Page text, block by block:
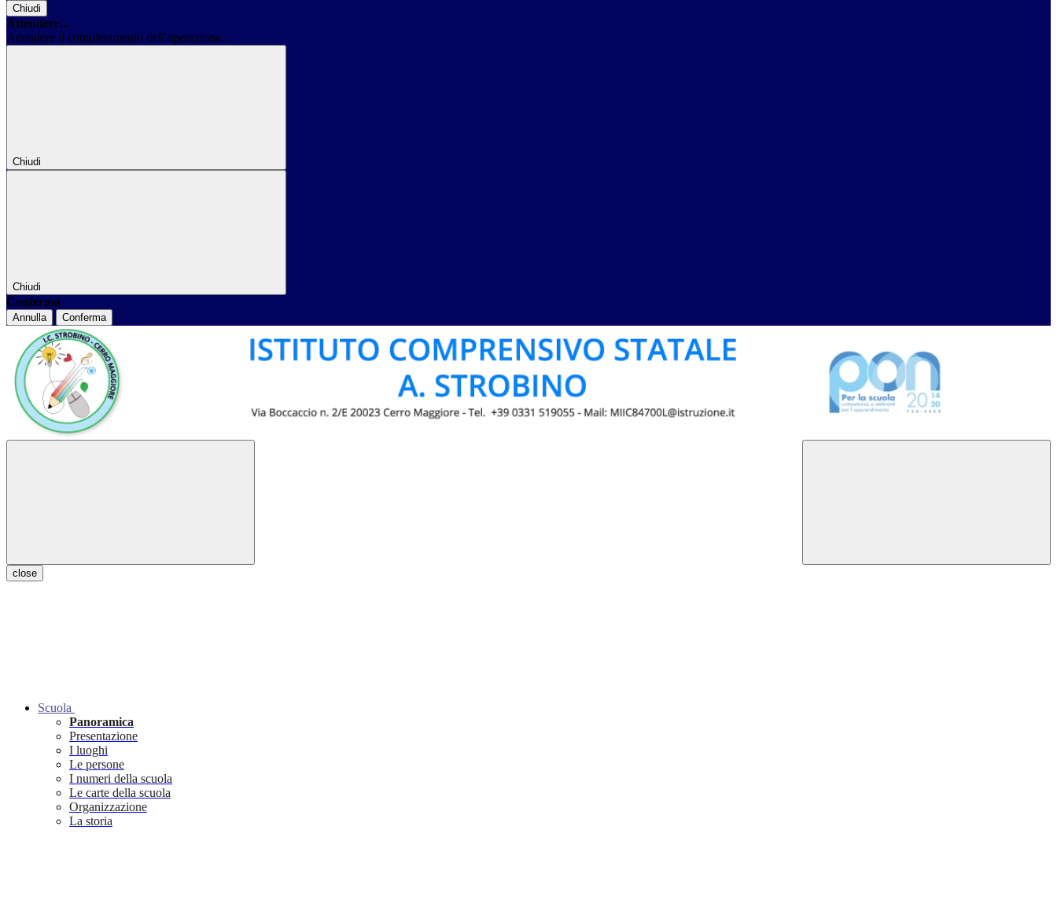
Chiudi
Attendere...
Attendere il completamento dell'operazione...
Chiudi
Chiudi
Conferma
Annulla Conferma
close
Scuola
Panoramica
Presentazione
I luoghi
Le persone
I numeri della scuola
Le carte della scuola
Organizzazione
La storia